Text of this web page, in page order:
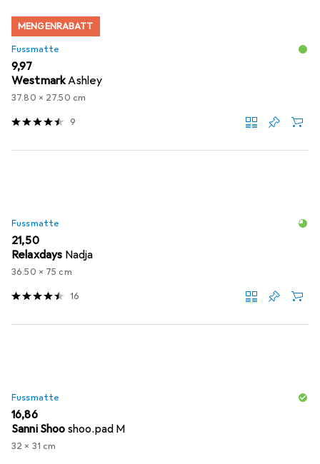
MENGENRABATT
Fussmatte
EUR
9,97
WestmarkAshley
37.80 x 27.50 cm
9
Fussmatte
EUR
21,50
Relaxdays Nadja
36.50 x 75 cm
16
Fussmatte
EUR
16,86
Sanni Shoo shoo.pad M
32 x 31 cm